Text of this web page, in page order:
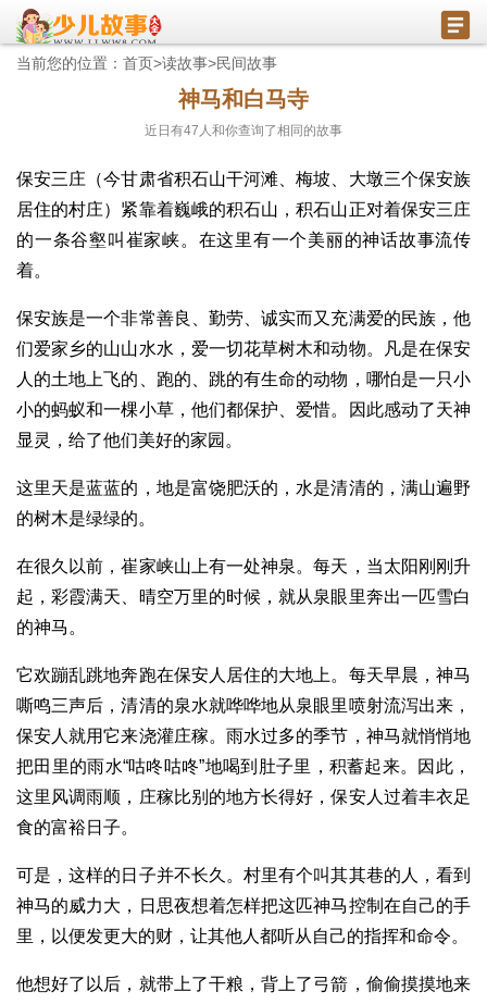
当前您的位置： 首页>读故事>民间故事
神马和白马寺
近日有47 人和你查询了相同的故事
保安三庄（今甘肃省积石山干河滩、梅坡、大墩三个保安族
居住的村庄）紧靠着巍峨的积石山，积石山正对着保安三庄
的一条谷壑叫崔家峡。在这里有一个美丽的神话故事流传
着。
保安族是一个非常善良、勤劳、诚实而又充满爱的民族，他
们爱家乡的山山水水，爱一切花草树木和动物。凡是在保安
人的土地上飞的、跑的、跳的有生命的动物，哪怕是一只小
小的蚂蚁和一棵小草，他们都保护、爱惜。因此感动了天神
显灵，给了他们美好的家园。
这里天是蓝蓝的，地是富饶肥沃的，水是清清的，满山遍野
的树木是绿绿的。
在很久以前，崔家峡山上有一处神泉。每天，当太阳刚刚升
起，彩霞满天、晴空万里的时候，就从泉眼里奔出一匹雪白
的神马。
它欢蹦乱跳地奔跑在保安人居住的大地上。每天早晨，神马
嘶鸣三声后，清清的泉水就哗哗地从泉眼里喷射流泻出来，
保安人就用它来浇灌庄稼。雨水过多的季节，神马就悄悄地
把田里的雨水“咕咚咕咚”地喝到肚子里，积蓄起来。因此，
这里风调雨顺，庄稼比别的地方长得好，保安人过着丰衣足
食的富裕日子。
可是，这样的日子并不长久。村里有个叫其其巷的人，看到
神马的威力大，日思夜想着怎样把这匹神马控制在自己的手
里，以便发更大的财，让其他人都听从自己的指挥和命令。
他想好了以后，就带上了干粮，背上了弓箭，偷偷摸摸地来